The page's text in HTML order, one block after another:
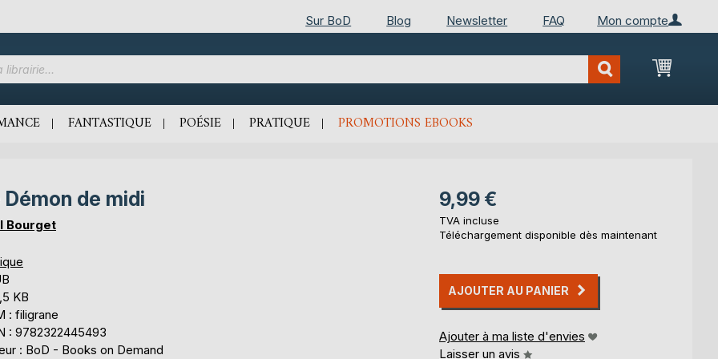
Mon compte
Sur BoD Blog Newsletter FAQ
Mon
FANTASTIQUE POÉSIE PRATIQUE PROMOTIONS EBOOKS
Démon de midi
Bourget
KB
: filigrane
: 9782322445493
: BoD - Books on Demand
9,99 €
TVA incluse
Téléchargement disponible dès maintenant
AJOUTER AU PANIER
Ajouter à ma liste d'envies
Laisser un avis